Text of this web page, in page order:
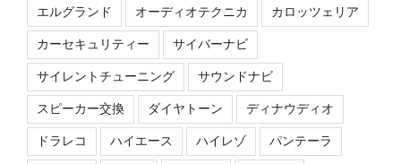
エルグランド オーディオテクニカ カロッツェリア
カーセキュリティー サイバーナビ
サイレントチューニング サウンドナビ
スピーカー交換 ダイヤトーン ディナウディオ
ドラレコ ハイエース ハイレゾ パンテーラ